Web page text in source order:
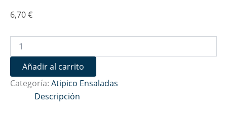
6,70€
Añadir al carrito
Categoría: Atipico Ensaladas
Descripción